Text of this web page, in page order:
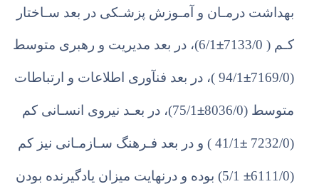
بهداشت درمـان و آمـوزش پزشـکی در بعد سـاختار
کـم ( 7133/0 ± 6/1)، در بعد مدیریت و رهبری متوسط
(7169/0
± 94/1 )، در بعد فنآوری اطلاعات و ارتباطات
متوسط (8036/0 ±75/1)، در بع ـد نیروی انسـانی کم
(7232/0
±41/1 ) و در بعد ف ـرهنگ سـازمـانی نیز کم
(6111/0
± 5/1) بوده و درنهایت میزان یادگیرنده بودن